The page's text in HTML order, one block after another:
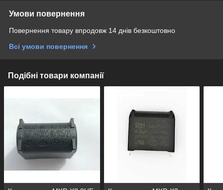
Умови повернення
Повернення товару впродовж 14 днів безкоштовно
Всі умови повернення
Подібні товари компанії